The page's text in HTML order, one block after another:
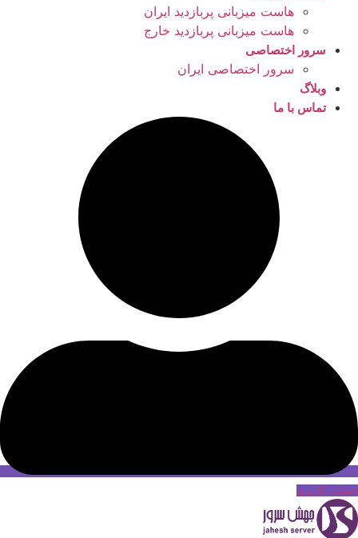
هاست میزبانی پربازدید ایران
هاست میزبانی پربازدید خارج
سرور اختصاصی
سرور اختصاصی ایران
وبلاگ
تماس با ما
حساب کاربری